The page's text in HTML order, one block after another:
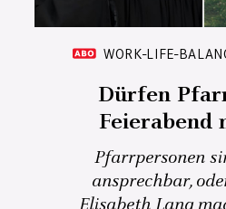
WORK-LIFE-
Dürfen
Feierabend
Pfarrpersonen
ansprechbar,